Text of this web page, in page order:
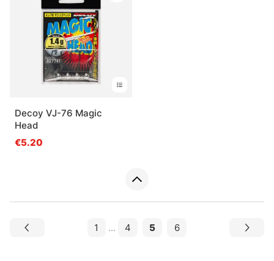
Decoy VJ-76 Magic
Head
€5.20
1 ... 4 5 6